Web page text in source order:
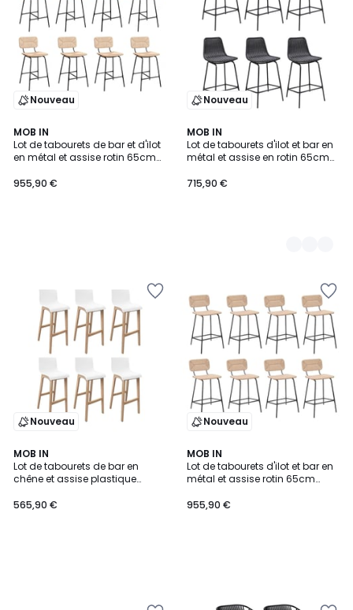
Nouveau
MOB IN
Lot de tabourets de bar et d'ilot
en métal et assise rotin 65cm
955,90 €
Nouveau
MOB IN
Lot de tabourets d'ilot et bar en
métal et assise en rotin 65cm
715,90 €
2
Couleurs
Nouveau
MOB IN
Lot de tabourets de bar en
chêne et assise plastique
Lot de 6
565,90 €
Nouveau
MOB IN
Lot de tabourets d'ilot et bar en
métal et assise rotin 65cm
955,90 €